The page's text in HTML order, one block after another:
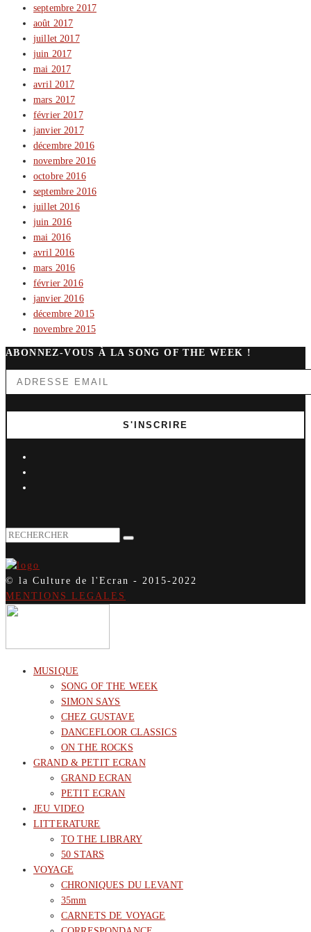
septembre 2017
août 2017
juillet 2017
juin 2017
mai 2017
avril 2017
mars 2017
février 2017
janvier 2017
décembre 2016
novembre 2016
octobre 2016
septembre 2016
juillet 2016
juin 2016
mai 2016
avril 2016
mars 2016
février 2016
janvier 2016
décembre 2015
novembre 2015
ABONNEZ-VOUS À LA SONG OF THE WEEK !
© la Culture de l'Ecran - 2015-2022
MENTIONS LEGALES
MUSIQUE
SONG OF THE WEEK
SIMON SAYS
CHEZ GUSTAVE
DANCEFLOOR CLASSICS
ON THE ROCKS
GRAND & PETIT ECRAN
GRAND ECRAN
PETIT ECRAN
JEU VIDEO
LITTERATURE
TO THE LIBRARY
50 STARS
VOYAGE
CHRONIQUES DU LEVANT
35mm
CARNETS DE VOYAGE